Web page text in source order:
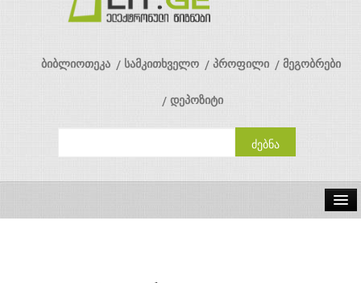
ბიბლიოთეკა სამკითხველო პროფილი მეგობრები
დეპოზიტი